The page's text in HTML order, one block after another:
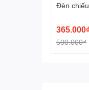
Đèn
500.000₫